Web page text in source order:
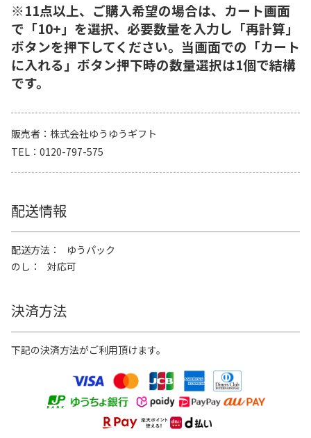
※11点以上、ご購入希望の場合は、カート画面
で「10+」を選択、必要数量を入力し「再計算」
ボタンを押下してください。当画面での「カート
に入れる」ボタン押下時の数量選択は1個で結構
です。
販売者
株式会社ゆうゆうギフト
TEL
0120-797-575
配送情報
配送方法
ゆうパック
のし
対応可
決済方法
下記の決済方法がご利用頂けます。